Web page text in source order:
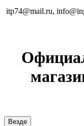
itp74@mail.ru,
Везде